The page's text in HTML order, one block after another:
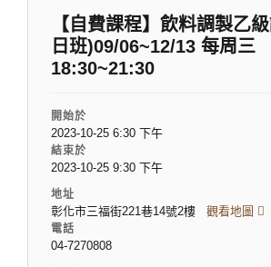
【自費課程】飲料調製乙
日班)09/06~12/13 每周三
18:30~21:30
開始於
2023-10-25 6:30 下午
結束於
2023-10-25 9:30 下午
地址
彰化市三福街221巷14號2樓 觀看地圖
電話
04-7270808